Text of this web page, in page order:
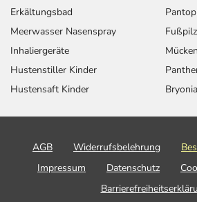
Erkältungsbad
Meerwasser Nasenspray
Inhaliergeräte
Hustenstiller Kinder
Hustensaft Kinder
Bryonia
AGB Widerrufsbelehrung
Impressum
Datenschutz